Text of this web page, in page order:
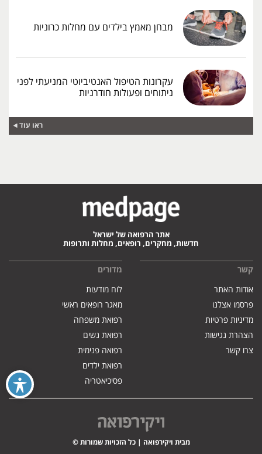
מבחן מאמץ בילדים עם מחלות כרוניות
עקרונות הטיפול האנטיביוטי המניעתי לפני
ניתוחים ופעולות חודרניות
ראו עוד
אתר הרפואה של ישראל
חדשות, מחקרים, רופאים, מחלות ותרופות
קשר
אודות האתר
פרסמו אצלנו
מדיניות פרטיות
הצהרת נגישות
צרו קשר
מדורים
לוח מודעות
מאגר רופאים ראשי
רפואת משפחה
רפואת נשים
רפואה פנימית
רפואת ילדים
פסיכיאטריה
מבית ויקירפואה | כל הזכויות שמורות ©